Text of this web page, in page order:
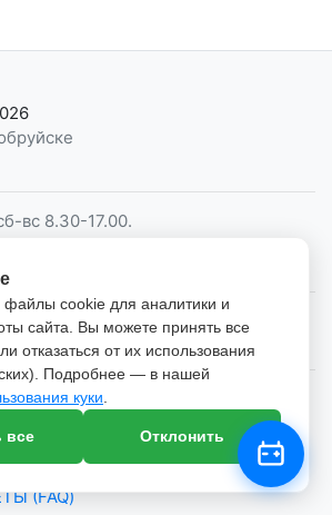
вс 8.30-17.00.
(FAQ)
cookie для аналитики и
сайта. Вы можете принять все
отказаться от их использования
Подробнее — в нашей
куки
все Отклонить